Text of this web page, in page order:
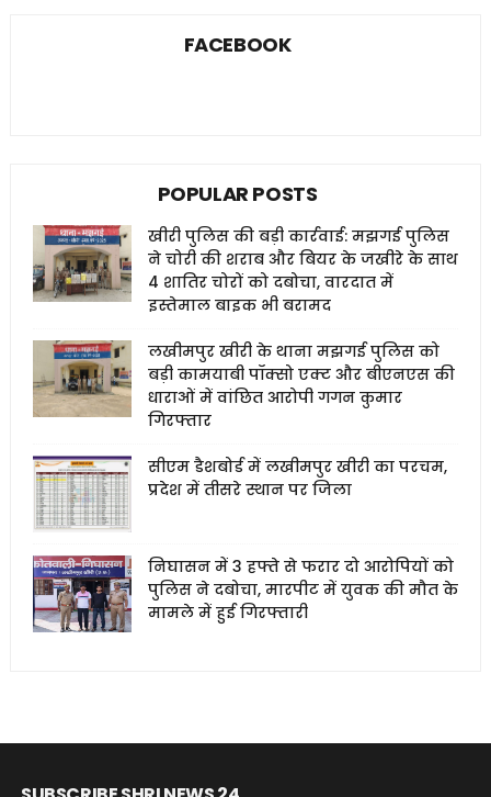
FACEBOOK
POPULAR POSTS
खीरी पुलिस की बड़ी कार्रवाई: मझगई पुलिस
ने चोरी की शराब और बियर के जखीरे के साथ
4 शातिर चोरों को दबोचा, वारदात में
इस्तेमाल बाइक भी बरामद
लखीमपुर खीरी के थाना मझगई पुलिस को
बड़ी कामयाबी पॉक्सो एक्ट और बीएनएस की
धाराओं में वांछित आरोपी गगन कुमार
गिरफ्तार
सीएम डैशबोर्ड में लखीमपुर खीरी का परचम,
प्रदेश में तीसरे स्थान पर जिला
निघासन में 3 हफ्ते से फरार दो आरोपियों को
पुलिस ने दबोचा, मारपीट में युवक की मौत के
मामले में हुई गिरफ्तारी